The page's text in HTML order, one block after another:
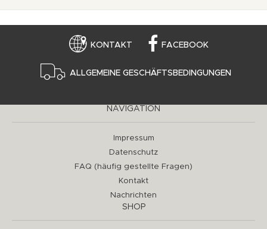
KONTAKT FACEBOOK
ALLGEMEINE GESCHÄFTSBEDINGUNGEN
NAVIGATION
Impressum
Datenschutz
FAQ (häufig gestellte Fragen)
Kontakt
Nachrichten
SHOP